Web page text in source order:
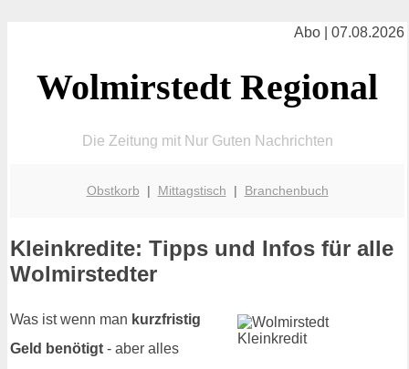
Abo | 07.08.2026
Wolmirstedt Regional
Die Zeitung mit Nur Guten Nachrichten
Obstkorb | Mittagstisch | Branchenbuch
Kleinkredite: Tipps und Infos für alle
Wolmirstedter
Was ist wenn man kurzfristig
Geld benötigt - aber alles